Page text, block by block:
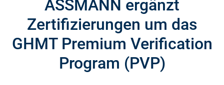
ASSMANN ergänzt
Zertifizierungen um das
GHMT Premium Verification
Program (PVP)